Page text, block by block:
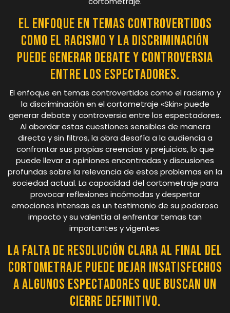
El enfoque en temas controvertidos
como el racismo y la discriminación
puede generar debate y controversia
entre los espectadores.
El enfoque en temas controvertidos como el racismo y
la discriminación en el cortometraje «Skin» puede
generar debate y controversia entre los espectadores.
Al abordar estas cuestiones sensibles de manera
directa y sin filtros, la obra desafía a la audiencia a
confrontar sus propias creencias y prejuicios, lo que
puede llevar a opiniones encontradas y discusiones
profundas sobre la relevancia de estos problemas en la
sociedad actual. La capacidad del cortometraje para
provocar reflexiones incómodas y despertar
emociones intensas es un testimonio de su poderoso
impacto y su valentía al enfrentar temas tan
importantes y vigentes.
La falta de resolución clara al final del
cortometraje puede dejar insatisfechos
a algunos espectadores que buscan un
cierre definitivo.